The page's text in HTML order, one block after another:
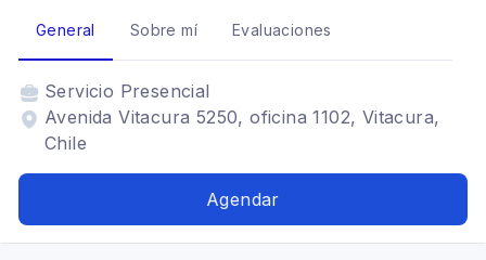
General Sobre mí Evaluaciones
Servicio Presencial
Avenida Vitacura 5250, oficina 1102, Vitacura,
Chile
Agendar